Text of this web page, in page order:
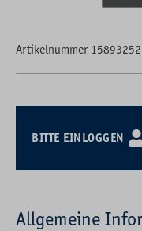
Artikelnummer 15893252
BITTE EINLOGGEN
Allgemeine